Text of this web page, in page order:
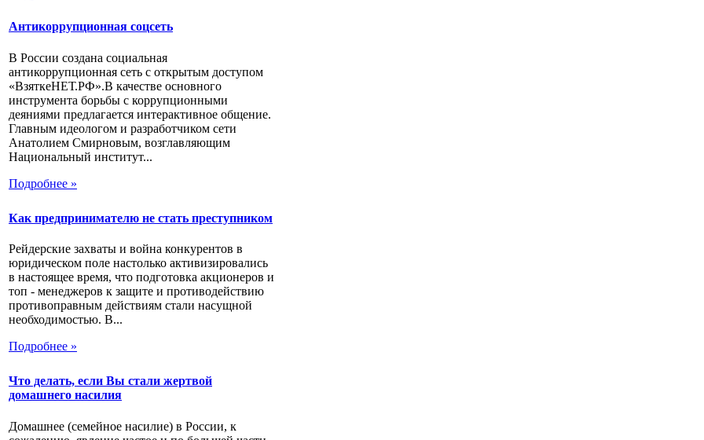
Антикоррупционная соцсеть
В России создана социальная
антикоррупционная сеть с открытым доступом
«ВзяткеНЕТ.РФ».В качестве основного
инструмента борьбы с коррупционными
деяниями предлагается интерактивное общение.
Главным идеологом и разработчиком сети
Анатолием Смирновым, возглавляющим
Национальный институт...
Подробнее »
Как предпринимателю не стать преступником
Рейдерские захваты и война конкурентов в
юридическом поле настолько активизировались
в настоящее время, что подготовка акционеров и
топ - менеджеров к защите и противодействию
противоправным действиям стали насущной
необходимостью. В...
Подробнее »
Что делать, если Вы стали жертвой
домашнего насилия
Домашнее (семейное насилие) в России, к